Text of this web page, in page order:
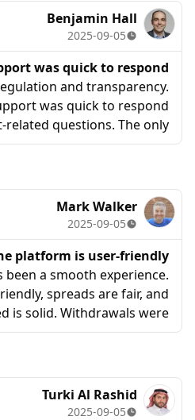
Benjamin Hall
2025-09-05
was quick to respond
and transparency.
was quick to respond
related questions. The only
improved is having more
Mark Walker
2025-09-05
platform is user-friendly
been a smooth experience.
spreads are fair, and
is solid. Withdrawals were
delays, which gives me
Turki Al Rashid
2025-09-05